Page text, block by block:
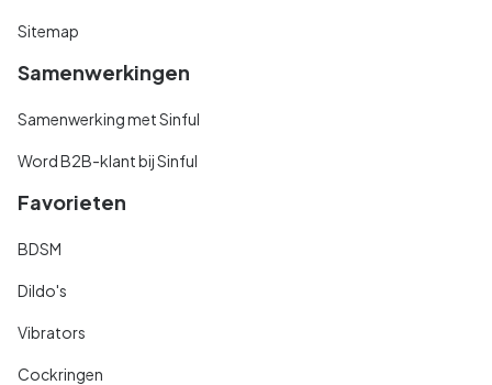
Sitemap
Samenwerkingen
Samenwerking met Sinful
Word B2B-klant bij Sinful
Favorieten
BDSM
Dildo's
Vibrators
Cockringen